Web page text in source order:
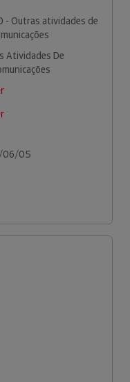
- Outras atividades de
Atividades De
06/05